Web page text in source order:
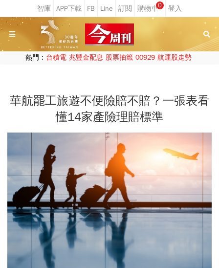
0
熱門： 台積電 兆豐金配息 股票抽籤 00929 航運股走勢
華航罷工旅遊不便險賠不賠？一張表看
懂14家產險理賠標準